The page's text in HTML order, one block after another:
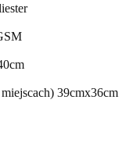
39cmx36cm